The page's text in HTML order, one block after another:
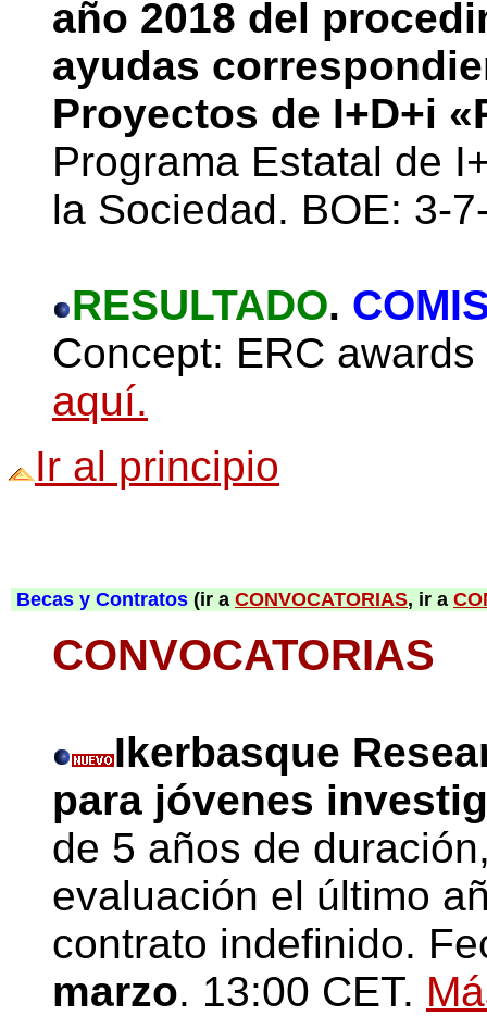
año 2018 del
ayudas
Proyectos de I+D+i
Programa Estatal de
la Sociedad. BOE: 3-
RESULTADO.
Concept: ERC
aquí.
Ir al principio
Becas y Contratos (ir a CONVOCATORIAS, ir a
CONVOCATORIAS
Ikerbasque
para jóvenes
de 5 años de
evaluación el último
contrato indefinido.
marzo. 13:00 CET.